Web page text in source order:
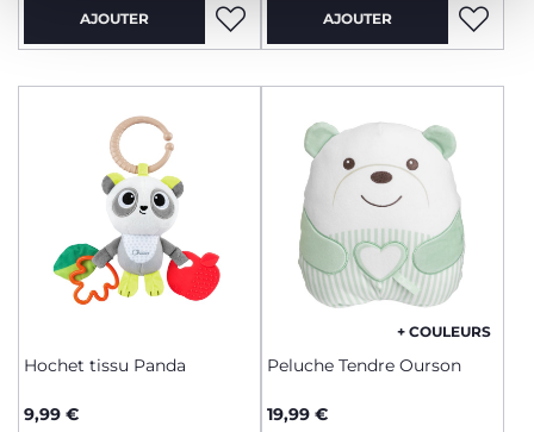
AJOUTER AJOUTER
Hochet tissu Panda
9,99 €
+ COULEURS
Peluche Tendre Ourson
19,99 €